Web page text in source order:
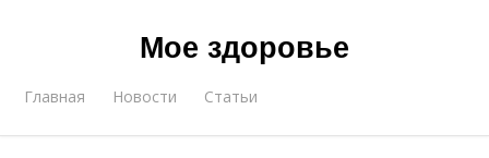
Мое здоровье
Главная Новости Статьи